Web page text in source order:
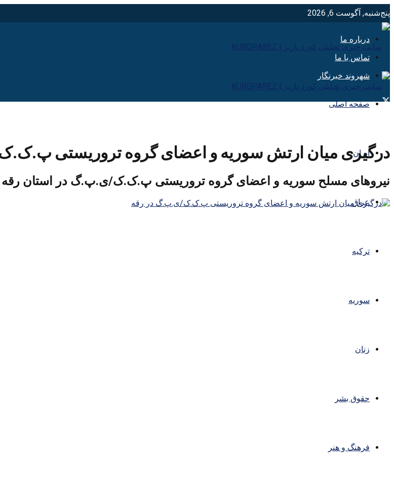
پنج‌شنبه, آگوست 6, 2026
درباره ما
تماس با ما
شهروند خبرنگار
صفحه اصلی
ایران
عراق
ترکیه
سوریه
زنان
حقوق بشر
فرهنگ و هنر
درگیری میان ارتش سوریه و اعضای گروه تروریستی
نیروهای مسلح سوریه و اعضای گروه تروریستی پ.ک.ک/ی.پ.گ در استان رقه